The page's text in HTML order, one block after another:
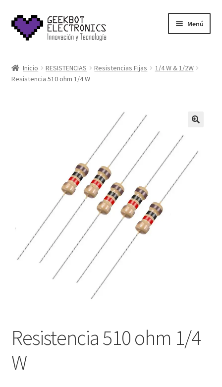
Saltar
a
navegación
Ir
al
contenido
Menú
About Us
Checkout
Checkout
Corte Láser
Diseño de Circuitos Impresos
Inicio RESISTENCIAS Resistencias Fijas
1/4 W & 1/2W
Resistencia 510 ohm 1/4 W
Resistencia 510 ohm 1/4
W